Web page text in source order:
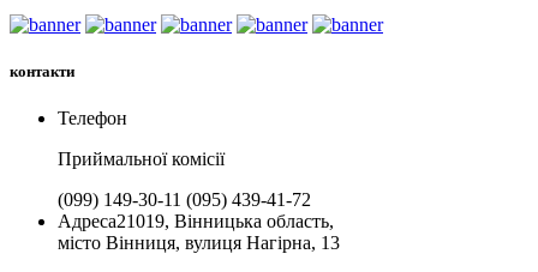
контакти
Телефон
Приймальної комiсії
(099) 149-30-11 (095) 439-41-72
Адреса21019, Вінницька область,
місто Вінниця, вулиця Нагірна, 13